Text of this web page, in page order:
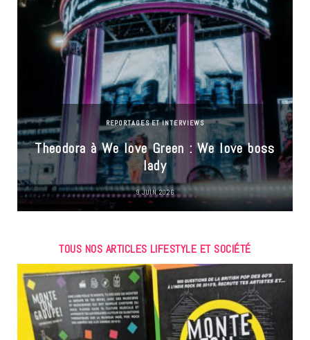
REPORTAGES ET INTERVIEWS
Theodora à We love Green : We love boss
lady
9 JUIN 2026
TOUS NOS ARTICLES LIFESTYLE ET SOCIÉTÉ